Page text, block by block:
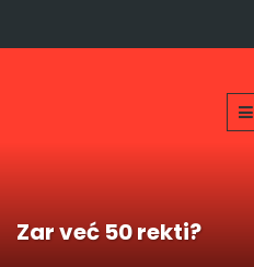
Zar već 50 rekti?